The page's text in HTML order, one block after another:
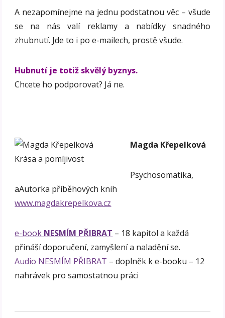
A nezapomínejme na jednu podstatnou věc – všude
se na nás valí reklamy a nabídky snadného
zhubnutí. Jde to i po e-mailech, prostě všude.
Hubnutí je totiž skvělý byznys.
Chcete ho podporovat? Já ne.
Magda Křepelková
Psychosomatika,
aAutorka příběhových knih
www.magdakrepelkova.cz
e-book NESMÍM PŘIBRAT – 18 kapitol a každá
přináší doporučení, zamyšlení a naladění se.
Audio NESMÍM PŘIBRAT – doplněk k e-booku – 12
nahrávek pro samostatnou práci